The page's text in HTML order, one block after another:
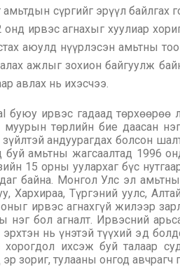
сүргийг эрүүл
ирвэс агнахыг хуулиар
аюулд нүүрлэсэн амьтны
ажлыг зохион байгуулж
авлах нь ихэсчээ.
буюу ирвэс гадаад төрхөөрөө
төрлийн бие даасан
андуурагдах болсон
амьтны жагсаалтад 1996
15 орны уулархаг бүс
байна. Монгол Улс эл
Хархираа, Түргэний уулс,
ирвэс агнахгүй жилээр
нэг бол агналт. Ирвэсний
нь үнэтэй түүхий эд
ихсэж буй талаар
зориг, тулааны онгод